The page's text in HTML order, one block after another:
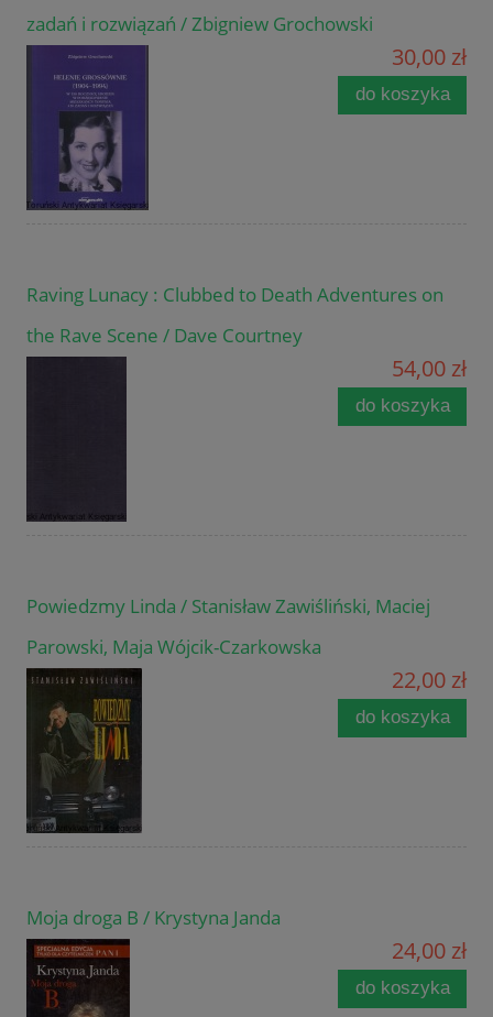
zadań i rozwiązań / Zbigniew Grochowski
30,00 zł
do koszyka
Raving Lunacy : Clubbed to Death Adventures on
the Rave Scene / Dave Courtney
54,00 zł
do koszyka
Powiedzmy Linda / Stanisław Zawiśliński, Maciej
Parowski, Maja Wójcik-Czarkowska
22,00 zł
do koszyka
Moja droga B / Krystyna Janda
24,00 zł
do koszyka